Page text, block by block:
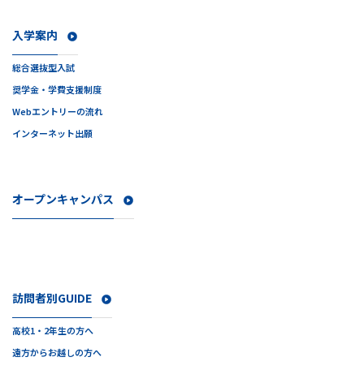
入学案内
総合選抜型入試
奨学金・学費支援制度
Webエントリーの流れ
インターネット出願
訪問者別GUIDE
高校1・2年生の方へ
遠方からお越しの方へ
オープンキャンパス